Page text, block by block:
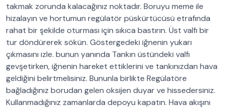
takmak zorunda kalacağınız noktadır. Boruyu meme ile
hizalayın ve hortumun regülatör püskürtücüsü etrafında
rahat bir şekilde oturması için sıkıca bastırın. Üst valfı bir
tur döndürerek sökün. Göstergedeki iğnenin yukarı
çıkmasını izle. bunun yanında Tankın üstündeki valfı
gevşetirken, iğnenin hareket ettiklerini ve tankınızdan hava
geldiğini belirtmelisiniz. Bununla birlikte Regülatöre
bağladığınız borudan gelen oksijen duyar ve hissedersiniz.
Kullanmadığınız zamanlarda depoyu kapatın. Hava akışını